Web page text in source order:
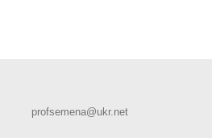
profsemena@ukr.net